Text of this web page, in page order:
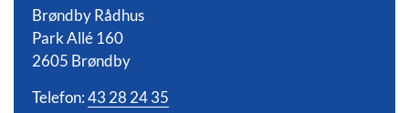
Brøndby Rådhus
Park Allé 160
2605 Brøndby
Telefon:43 28 24 35